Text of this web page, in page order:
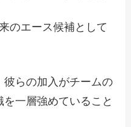
のエース候補として
らの加入がチームの
一層強めていること